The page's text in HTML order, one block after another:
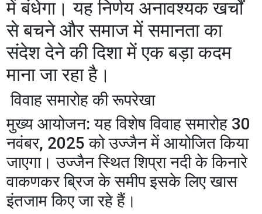
में बंधेगा। यह निर्णय अनावश्यक खर्चों
से बचने और समाज में समानता का
संदेश देने की दिशा में एक बड़ा कदम
माना जा रहा है।
​ विवाह समारोह की रूपरेखा
​मुख्य आयोजन: यह विशेष विवाह समारोह 30
नवंबर, 2025 को उज्जैन में आयोजित किया
जाएगा। उज्जैन स्थित शिप्रा नदी के किनारे
वाकणकर ब्रिज के समीप इसके लिए खास
इंतजाम किए जा रहे हैं।